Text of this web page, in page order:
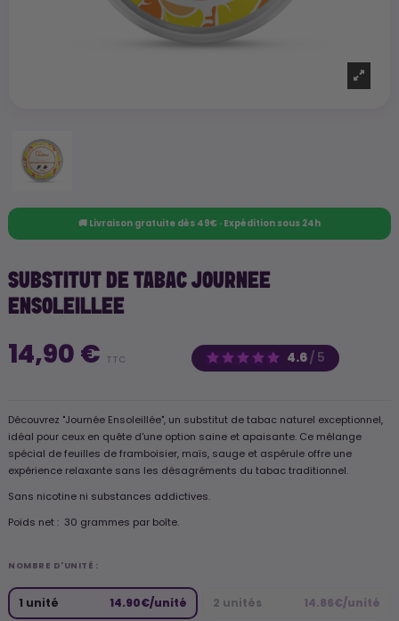
🚚 Livraison gratuite dès 49€ · Expédition sous 24h
SUBSTITUT DE TABAC JOURNEE
ENSOLEILLEE
4.6/ 5
14,90 € TTC
Découvrez "Journée Ensoleillée", un substitut de tabac naturel exceptionnel,
idéal pour ceux en quête d'une option saine et apaisante. Ce mélange
spécial de feuilles de framboisier, maïs, sauge et aspérule offre une
expérience relaxante sans les désagréments du tabac traditionnel.
Sans nicotine ni substances addictives.
Poids net : 30 grammes par boîte.
NOMBRE D'UNITÉ :
1 unité 14.90€/unité 2 unités 14.86€/unité